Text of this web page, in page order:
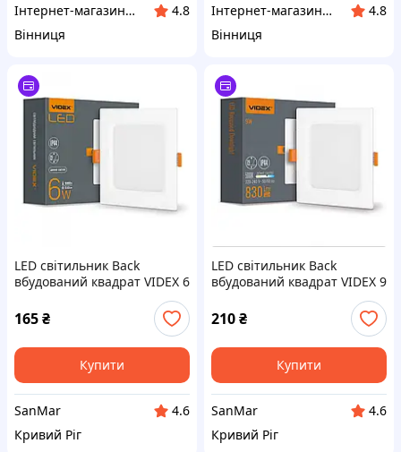
Інтернет-магазин LED Ukraine
4.8
Вінниця
Інтернет-магазин LED Ukraine
4.8
Вінниця
LED світильник Back
вбудований квадрат VIDEX 6
165₴
Купити
SanMar
4.6
Кривий Ріг
LED світильник Back
вбудований квадрат VIDEX 9
210₴
Купити
SanMar
4.6
Кривий Ріг